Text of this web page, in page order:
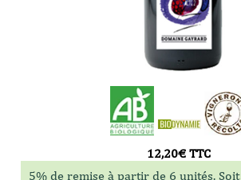
12,20€ TTC
5% de remise à partir de 6 unités. Soit